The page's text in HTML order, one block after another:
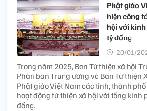
Phật giáo
hiện công
hội với
tỷ đồng
20/01/
Trong năm 2025, Ban Từ thiện xã hội
Phân ban Trung ương và Ban Từ thiện
Phật giáo Việt Nam các tỉnh, thành
hoạt động từ thiện xã hội với tổng kinh
đồng.